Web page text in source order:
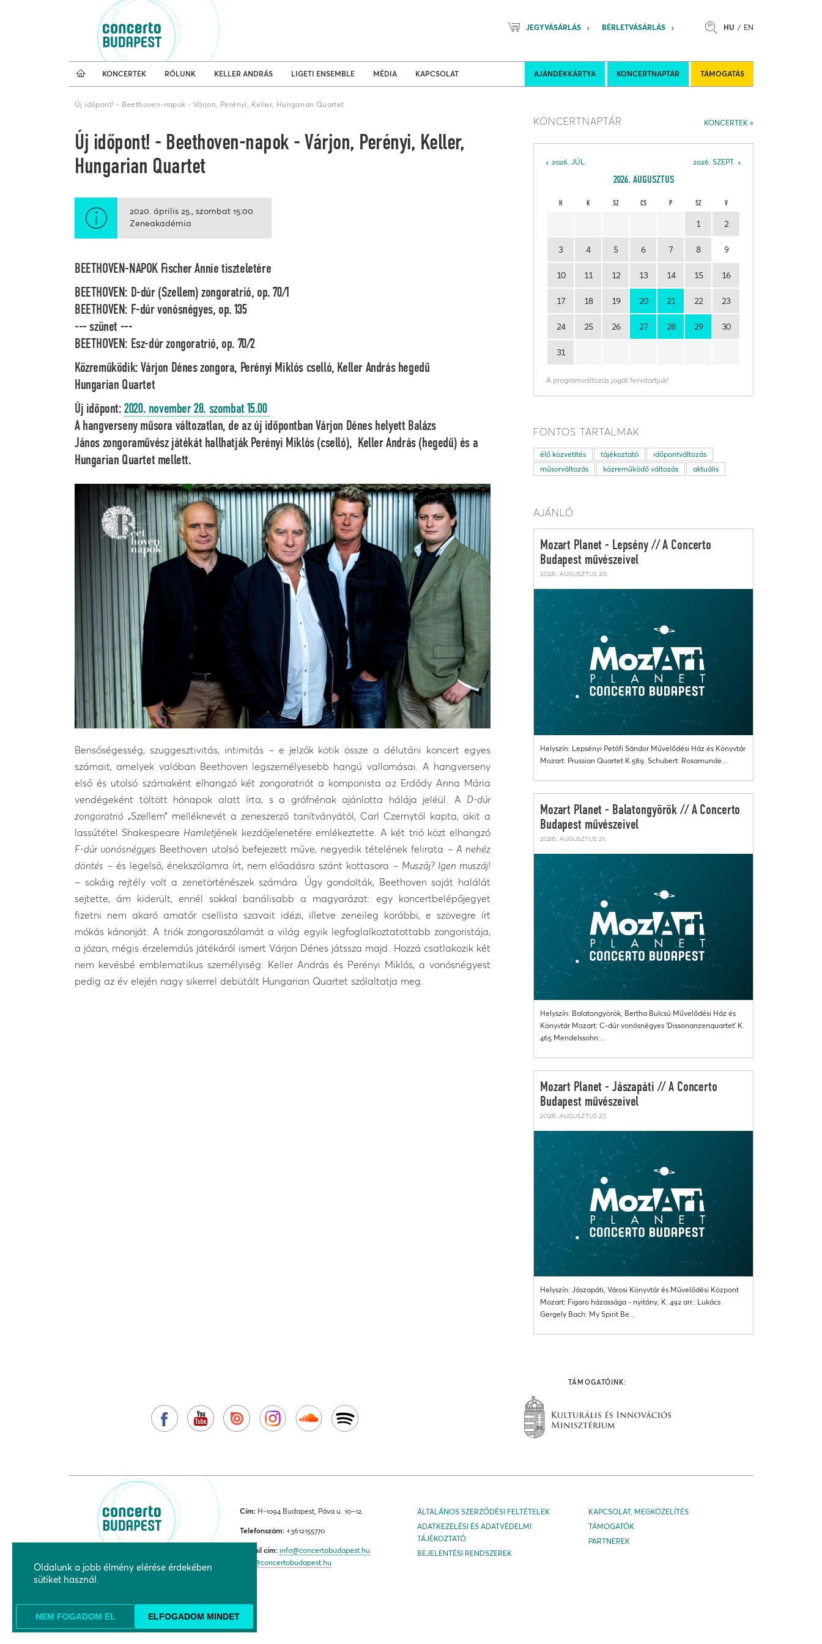
HU EN
JEGYVÁSÁRLÁS BÉRLETVÁSÁRLÁS
AJÁNDÉKKÁRTYA KONCERTNAPTÁR TÁMOGATÁS
KONCERTEK RÓLUNK KELLER ANDRÁS LIGETI ENSEMBLE MÉDIA KAPCSOLAT
Koncertnaptár
Új időpont! - Beethoven-napok - Várjon, Perényi, Keller, Hungarian Quartet
Új időpont! - Beethoven-napok - Várjon, Perényi, Keller,
Hungarian Quartet
2020. április 25. szombat 15:00
Zeneakadémia
BEETHOVEN-NAPOK Fischer Annie tiszteletére
BEETHOVEN: D-dúr (Szellem) zongoratrió, op. 70/1
BEETHOVEN: F-dúr vonósnégyes, op. 135
--- szünet ---
BEETHOVEN: Esz-dúr zongoratrió, op. 70/2
Közreműködik:Várjon Déneszongora, Perényi Miklós cselló, Keller Andráshegedű
Hungarian Quartet
Új időpont:2020. november 28. szombat 15.00
A hangverseny műsora változatlan, de az új időpontban Várjon Dénes helyett Balázs
János zongoraművész játékát hallhatják Perényi Miklós (cselló), Keller András (hegedű) és a
Hungarian Quartet mellett.
Bensőségesség, szuggesztivitás, intimitás – e jelzők kötik össze a délutáni koncert egyes
számait, amelyek valóban Beethoven legszemélyesebb hangú vallomásai. A hangverseny
első és utolsó számaként elhangzó két zongoratriót a komponista az Erdődy Anna Mária
vendégeként töltött hónapok alatt írta, s a grófnénak ajánlotta hálája jeléül. A D-dúr
zongoratrió „Szellem” melléknevét a zeneszerző tanítványától, Carl Czernytől kapta, akit a
lassútétel Shakespeare Hamletjének kezdőjelenetére emlékeztette. A két trió közt elhangzó
F-dúr vonósnégyes Beethoven utolsó befejezett műve, negyedik tételének felirata – A nehéz
döntés – és legelső, énekszólamra írt, nem előadásra szánt kottasora – Muszáj? Igen muszáj!
– sokáig rejtély volt a zenetörténészek számára. Úgy gondolták, Beethoven saját halálát
sejtette, ám kiderült, ennél sokkal banálisabb a magyarázat: egy koncertbelépőjegyet
fizetni nem akaró amatőr csellista szavait idézi, illetve zeneileg korábbi, e szövegre írt
mókás kánonját. A triók zongoraszólamát a világ egyik legfoglalkoztatottabb zongoristája,
a józan, mégis érzelemdús játékáról ismert Várjon Dénes játssza majd. Hozzá csatlakozik két
nem kevésbé emblematikus személyiség: Keller András és Perényi Miklós, a vonósnégyest
pedig az év elején nagy sikerrel debütált Hungarian Quartet szólaltatja meg.
KONCERTEK
KONCERTNAPTÁR
2026. SZEPT.
2026. JÚL.
2026. AUGUSZTUS
H K SZ CS P SZ V
1 2
3 4 5 6 7 8 9
10 11 12 13 14 15 16
17 18 19 20 21 22 23
24 25 26 27 28 29 30
31
A programváltozás jogát fenntartjuk!
FONTOS TARTALMAK
élő közvetítés tájékoztató
időpontváltozás
műsorváltozás
közreműködő változás aktuális
AJÁNLÓ
Mozart Planet - Lepsény // A Concerto
Budapest művészeivel
2026. augusztus 20.
Helyszín: Lepsényi Petőfi Sándor Művelődési Ház és Könyvtár
Mozart: Prussian Quartet K.589. Schubert: Rosamunde...
Mozart Planet - Balatongyörök // A Concerto
Budapest művészeivel
2026. augusztus 21.
Helyszín: Balatongyörök, Bertha Bulcsú Művelődési Ház és
Könyvtár Mozart: C-dúr vonósnégyes 'Dissonanzenquartet' K.
465 Mendelssohn:...
Mozart Planet - Jászapáti // A Concerto
Budapest művészeivel
2026. augusztus 27.
Helyszín: Jászapáti, Városi Könyvtár és Művelődési Központ
Mozart: Figaro házassága - nyitány, K. 492 arr.: Lukács
Gergely Bach: My Spirit Be...
TÁMOGATÓINK:
Cím: H-1094 Budapest, Páva u. 10–12.
Telefonszám: +3612155770
E-mail cím: info@concertobudapest.hu
jegy@concertobudapest.hu
ÁLTALÁNOS SZERZŐDÉSI FELTÉTELEK
ADATKEZELÉSI ÉS ADATVÉDELMI
TÁJÉKOZTATÓ
BEJELENTÉSI RENDSZEREK
KAPCSOLAT, MEGKÖZELÍTÉS
TÁMOGATÓK
PARTNEREK
Oldalunk a jobb élmény elérése érdekében
sütiket használ.
NEM FOGADOM EL ELFOGADOM MINDET